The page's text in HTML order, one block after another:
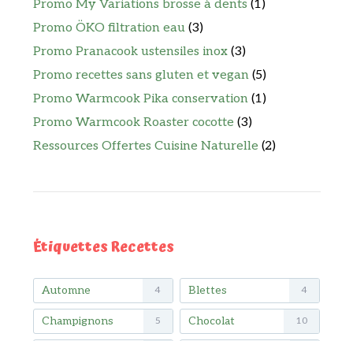
Promo My Variations brosse à dents (1)
Promo ÖKO filtration eau (3)
Promo Pranacook ustensiles inox (3)
Promo recettes sans gluten et vegan (5)
Promo Warmcook Pika conservation (1)
Promo Warmcook Roaster cocotte (3)
Ressources Offertes Cuisine Naturelle (2)
Étiquettes Recettes
Automne 4 Blettes 4
Champignons 5 Chocolat 10